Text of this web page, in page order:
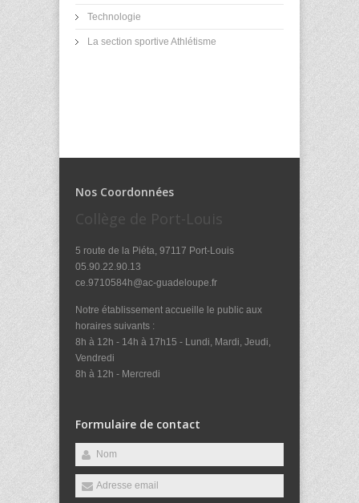
Technologie
La section sportive Athlétisme
Nos Coordonnées
Collège de Port-Louis
5 route de la Piéta, 97117 Port-Louis
05.90.22.90.13
ce.9710584h@ac-guadeloupe.fr
Notre établissement accueille le public aux
horaires suivants :
8h à 12h - 14h à 17h15 - Lundi, Mardi, Jeudi,
Vendredi
8h à 12h - Mercredi
Formulaire de contact